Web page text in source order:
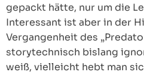
gepackt hätte, nur um die
Interessant ist aber in der
Vergangenheit des
storytechnisch bislang
weiß, vielleicht hebt man